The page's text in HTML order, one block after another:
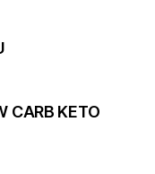
CARB KETO